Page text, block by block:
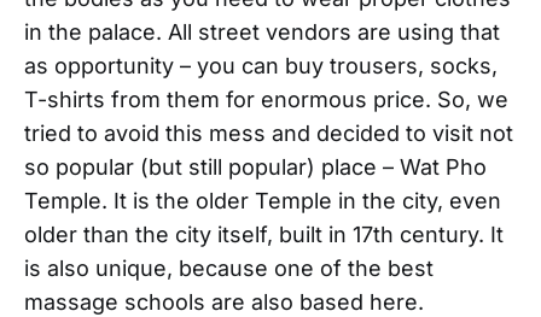
in the palace. All street vendors are using that
as opportunity – you can buy trousers, socks,
T-shirts from them for enormous price. So, we
tried to avoid this mess and decided to visit not
so popular (but still popular) place – Wat Pho
Temple. It is the older Temple in the city, even
older than the city itself, built in 17th century. It
is also unique, because one of the best
massage schools are also based here.